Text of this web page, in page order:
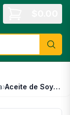
› Aceite de Soya Vatel 1 L